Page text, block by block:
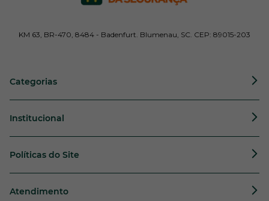
KM 63, BR-470, 8484 - Badenfurt. Blumenau, SC. CEP: 89015-203
Categorias
Institucional
Políticas do Site
Atendimento